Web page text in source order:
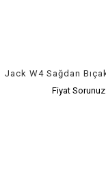
Fiyat Sorunuz